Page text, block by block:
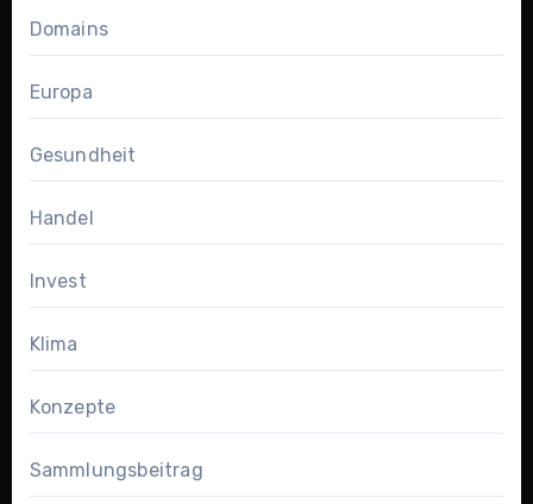
Domains
Europa
Gesundheit
Handel
Invest
Klima
Konzepte
Sammlungsbeitrag